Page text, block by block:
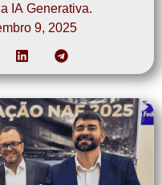
IA Generativa.
9, 2025